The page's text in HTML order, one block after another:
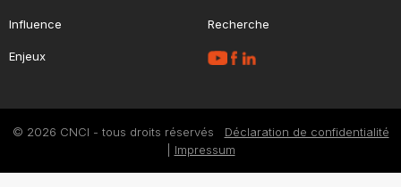
Influence
Enjeux
Recherche
© 2026 CNCI - tous droits réservés Déclaration de confidentialité
Impressum